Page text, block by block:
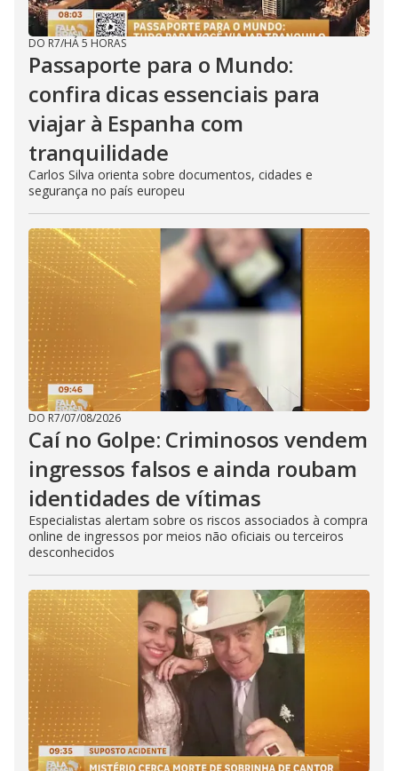
DO R7/HÁ 5 HORAS
Passaporte para o Mundo:
confira dicas essenciais para
viajar à Espanha com
tranquilidade
Carlos Silva orienta sobre documentos, cidades e
segurança no país europeu
DO R7/07/08/2026
Caí no Golpe: Criminosos vendem
ingressos falsos e ainda roubam
identidades de vítimas
Especialistas alertam sobre os riscos associados à compra
online de ingressos por meios não oficiais ou terceiros
desconhecidos